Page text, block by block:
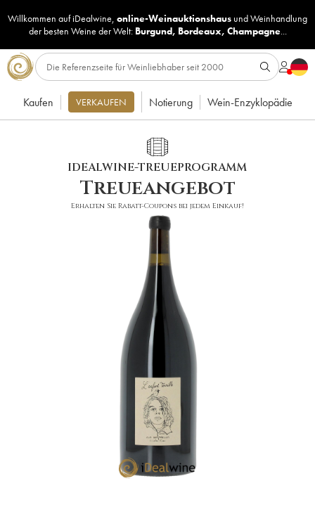
Willkommen auf iDealwine, online-Weinauktionshaus undWeinhandlung
der besten Weine der Welt: Burgund, Bordeaux, Champagne...
Kaufen VERKAUFEN Notierung Wein-Enzyklopädie
IDEALWINE-TREUEPROGRAMM
Treueangebot
Erhalten Sie Rabatt-Coupons bei jedem Einkauf!